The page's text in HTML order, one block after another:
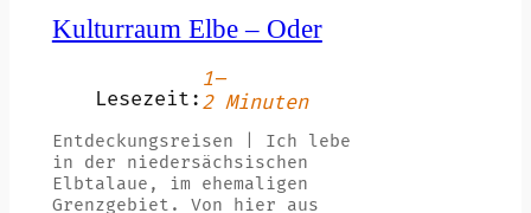
Kulturraum Elbe – Oder
Lesezeit:
1–
2 Minuten
Entdeckungsreisen | Ich lebe
in der niedersächsischen
Elbtalaue, im ehemaligen
Grenzgebiet. Von hier aus